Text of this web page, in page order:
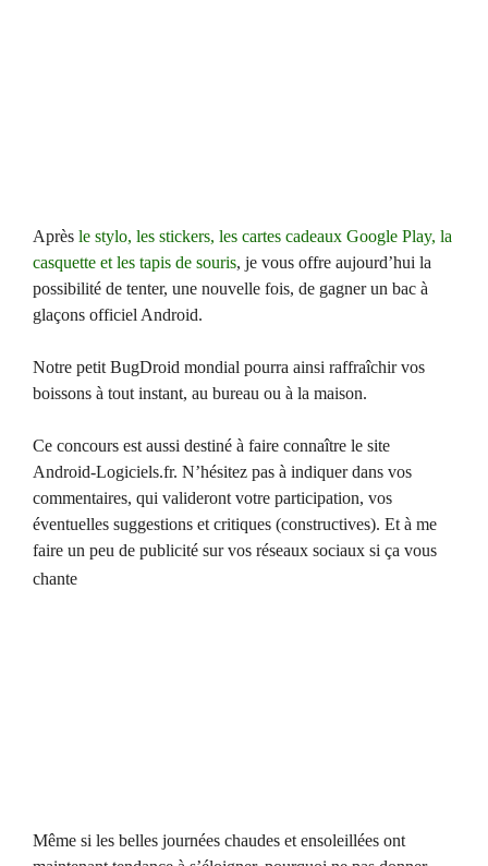
Après le stylo, les stickers, les cartes cadeaux Google Play, la
casquette et les tapis de souris, je vous offre aujourd’hui la
possibilité de tenter, une nouvelle fois, de gagner un bac à
glaçons officiel Android.
Notre petit BugDroid mondial pourra ainsi raffraîchir vos
boissons à tout instant, au bureau ou à la maison.
Ce concours est aussi destiné à faire connaître le site
Android-Logiciels.fr. N’hésitez pas à indiquer dans vos
commentaires, qui valideront votre participation, vos
éventuelles suggestions et critiques (constructives). Et à me
faire un peu de publicité sur vos réseaux sociaux si ça vous
chante
Même si les belles journées chaudes et ensoleillées ont